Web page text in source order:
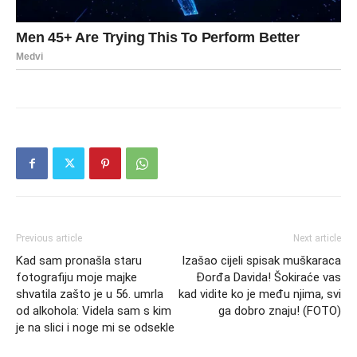
Previous article
Kad sam pronašla staru
fotografiju moje majke
shvatila zašto je u 56. umrla
od alkohola: Videla sam s kim
je na slici i noge mi se odsekle
Next article
Izašao cijeli spisak muškaraca
Đorđa Davida! Šokiraće vas
kad vidite ko je među njima, svi
ga dobro znaju! (FOTO)